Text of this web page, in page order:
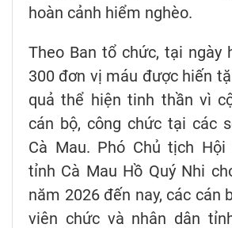
hoàn cảnh hiểm nghèo.
Theo Ban tổ chức, tại ngày
300 đơn vị máu được hiến
quả thể hiện tinh thần vì
cán bộ, công chức tại các
Cà Mau. Phó Chủ tịch
tỉnh Cà Mau Hồ Quý Nhi
năm 2026 đến nay, các cán
viên chức và nhân dân